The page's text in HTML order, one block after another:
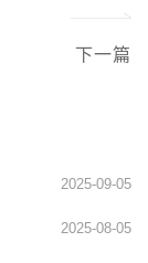
下一篇
2025-09-05
2025-08-05